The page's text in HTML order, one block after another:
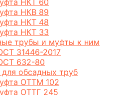
НКТ 60
НКВ 89
НКТ 48
НКТ 33
трубы и муфты к ним
31446-2017
632-80
обсадных труб
ОТТМ 102
ОТТГ 245